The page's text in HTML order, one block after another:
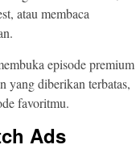
atau membaca
episode premium
yang diberikan terbatas,
favoritmu.
Ads